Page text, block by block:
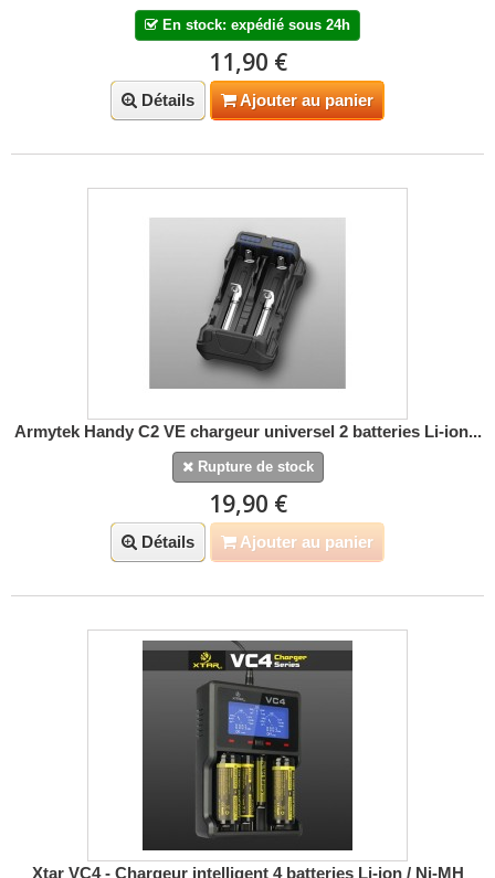
En stock: expédié sous 24h
11,90 €
Détails Ajouter au panier
Armytek Handy C2 VE chargeur universel 2 batteries Li-ion...
Rupture de stock
19,90 €
Détails Ajouter au panier
Xtar VC4 - Chargeur intelligent 4 batteries Li-ion / Ni-MH